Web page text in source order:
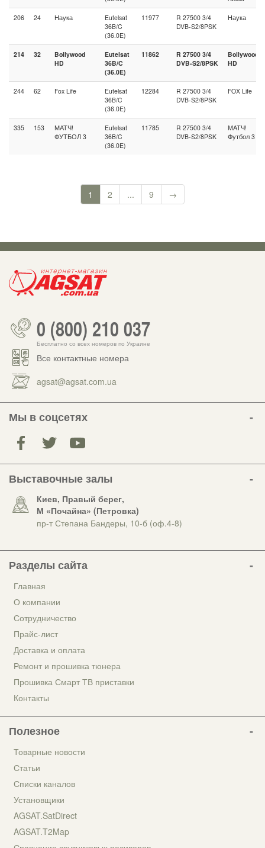
206 24 Наука
Eutelsat
36B/C
(36.0E)
11977
R 27500 3/4
DVB-S2/8PSK
Наука
214 32
Bollywood
HD
Eutelsat
36B/C
(36.0E)
11862
R 27500 3/4
DVB-S2/8PSK
Bollywood
HD
244 62 Fox Life
Eutelsat
36B/C
(36.0E)
12284
R 27500 3/4
DVB-S2/8PSK
FOX Life
335 153
МАТЧ!
ФУТБОЛ 3
Eutelsat
36B/C
(36.0E)
11785
R 27500 3/4
DVB-S2/8PSK
МАТЧ!
Футбол 3
1 2 ... 9 →
0 (800) 210 037
Бесплатно со всех номеров по Украине
Все контактные номера
agsat@agsat.com.ua
Мы в соцсетях
Выставочные залы
Киев, Правый берег,
М «Почайна» (Петровка)
пр-т Степана Бандеры, 10-б (оф.4-8)
Разделы сайта
Главная
О компании
Сотрудничество
Прайс-лист
Доставка и оплата
Ремонт и прошивка тюнера
Прошивка Смарт ТВ приставки
Контакты
Полезное
Товарные новости
Статьи
Списки каналов
Установщики
AGSAT.SatDirect
AGSAT.T2Map